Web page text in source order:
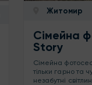
Житомир
Сімейна
Story
Сімейна
тільки гарно та
незабутні